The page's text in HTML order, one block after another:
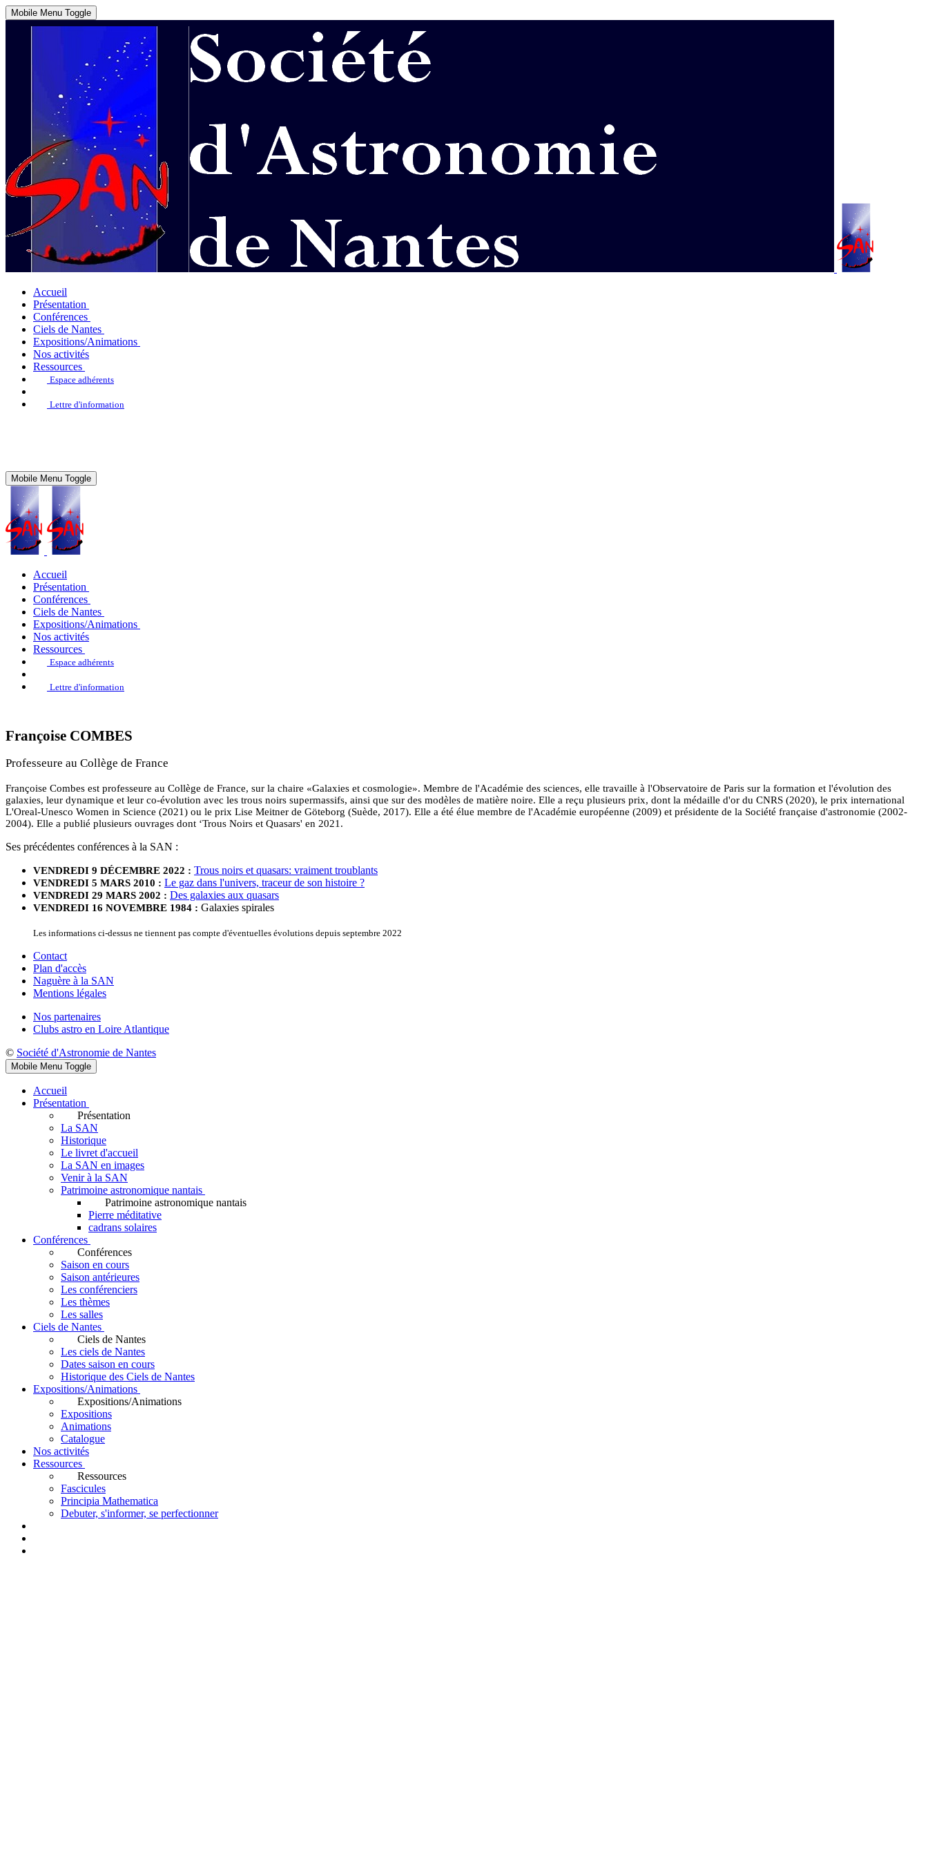
Mobile Menu Toggle
Accueil
Présentation
Conférences
Ciels de Nantes
Expositions/Animations
Nos activités
Ressources
Espace adhérents
Lettre d'information
Mobile Menu Toggle
Accueil
Présentation
Conférences
Ciels de Nantes
Expositions/Animations
Nos activités
Ressources
Espace adhérents
Lettre d'information
Françoise COMBES
Professeure au Collège de France
Françoise Combes est professeure au Collège de France, sur la chaire «Galaxies et cosmologie». Membre de l'Académie des sciences, elle travaille à l'Observatoire de Paris sur la formation et l'évolution des
galaxies, leur dynamique et leur co-évolution avec les trous noirs supermassifs, ainsi que sur des modèles de matière noire. Elle a reçu plusieurs prix, dont la médaille d'or du CNRS (2020), le prix international
L'Oreal-Unesco Women in Science (2021) ou le prix Lise Meitner de Göteborg (Suède, 2017). Elle a été élue membre de l'Académie européenne (2009) et présidente de la Société française d'astronomie (2002-
2004). Elle a publié plusieurs ouvrages dont ‘Trous Noirs et Quasars' en 2021.
Ses précédentes conférences à la SAN :
VENDREDI 9 DÉCEMBRE 2022 : Trous noirs et quasars: vraiment troublants
VENDREDI 5 MARS 2010 : Le gaz dans l'univers, traceur de son histoire ?
VENDREDI 29 MARS 2002 : Des galaxies aux quasars
VENDREDI 16 NOVEMBRE 1984 : Galaxies spirales
Les informations ci-dessus ne tiennent pas compte d'éventuelles évolutions depuis septembre 2022
Contact
Plan d'accès
Naguère à la SAN
Mentions légales
Nos partenaires
Clubs astro en Loire Atlantique
© Société d'Astronomie de Nantes
Mobile Menu Toggle
Accueil
Présentation
Présentation
La SAN
Historique
Le livret d'accueil
La SAN en images
Venir à la SAN
Patrimoine astronomique nantais
Patrimoine astronomique nantais
Pierre méditative
cadrans solaires
Conférences
Conférences
Saison en cours
Saison antérieures
Les conférenciers
Les thèmes
Les salles
Ciels de Nantes
Ciels de Nantes
Les ciels de Nantes
Dates saison en cours
Historique des Ciels de Nantes
Expositions/Animations
Expositions/Animations
Expositions
Animations
Catalogue
Nos activités
Ressources
Ressources
Fascicules
Principia Mathematica
Debuter, s'informer, se perfectionner